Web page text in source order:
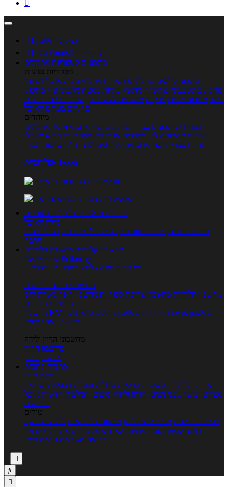

 כניסה לחשבון

מנוי FoodsDictionary
מתכונים קטגוריות מתכונים
קטגוריות נפוצות
מתכוני סלטים מתכוני פשטידות מתכוני עוגות אוכל צמחוני
מתכונים לטבעוניים אפייה מוקפץ עוגיות פסטה מתכוני עוף מתכוני
בשר מתכוני ילדים מרקים מתכונים ללא גלוטן מתכונים לסוכרתיים
טרנדים בעולם האוכל
מיוחדים
מנתח המתכונים ספר המתכונים שלי מתכוני וידאו מתכונים
עשירים מתכונים לפי מצרכים אוכל דיאטטי אוכל בריא מאכלי
עדות ספרי בישול מתכונים לפי חגים ועונות לפי שיטות הכנה
אפליקציית Foods
מוצרים ומאכלים מוצרים ומאכלים
מילון האוכל
תפריטי תזונה ערכים תזונתיים חיפוש ע"פ רכיבים מכילים הכי
הרבה
מחשבון קלוריות מחשבון קלוריות
מנוי FoodsDictionary
5 ימי ניסיון חינם - לחצו לפרטים נוספים
מחשבוני תזונה ובריאות
מחשבון קלוריות מחשבון שריפת קלוריות מחשבון דופק מטרה יחס
מותניים לירכיים
מחשבון BMI
מחשבון צריכת קלוריות מחשבון מינונים מומלצים
מחשבון אחוז שומן
מחשבוני הריון ולידה
מחשבון הריון
מחשבון ביוץ
כתבות כתבות
ערוצי תוכן
איך להכין בית ומשפחה בריאות מחלות ובעיות רפואה משלימה
ספורט וכושר גופני נשים, הריון ולידה טיפים והמלצות חדשות אוכל
ובריאות
טורים
בריאות בצלחת טעים ללא גלוטן טבעונות לבריאות לבשל כמו שף
תזונה לבטן רגועה מרזים ללא דיאטה מזיזים את הגוף הרזיה
ורפואה משלימה גורמה ביתי


